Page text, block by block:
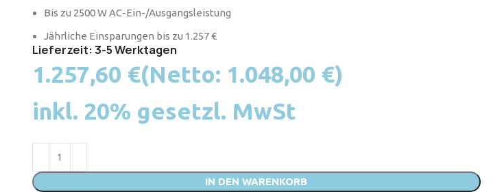
Bis zu 2500 W AC-Ein-/Ausgangsleistung
Jährliche Einsparungen bis zu 1.257 €
Lieferzeit: 3-5 Werktagen
1.257,60 €(Netto: 1.048,00 €)
inkl. 20% gesetzl. MwSt
IN DEN WARENKORB